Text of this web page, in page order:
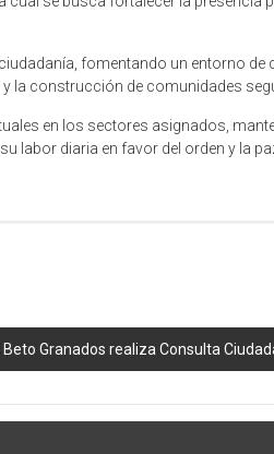
fomentando un entorno
construcción de comunidades
en los sectores asignados,
labor diaria en favor del orden y la
Beto Granados realiza Consulta